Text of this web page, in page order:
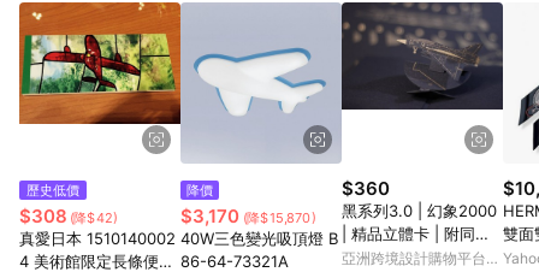
3. 訂單回饋金額將扣除運費/購物金/超贈點/福利金/紅利折抵/折
價券等虛擬貨幣折抵 4. 大宗採購或批發轉賣不具回饋資格： 如
有相關事證認定您為大宗採購、批發轉賣而非最終消費使用者，
相關認定以Yahoo購物中心之認定為準
歷史低價
$308 (降$42)
真愛日本 1510140002
4 美術館限定長條便條
降價
$3,170 (降$15,870)
40W三色變光吸頂燈 B
86-64-73321A
$360
黑系列3.0 | 幻象2000
| 精品立體卡 | 附同系
列酷卡、外包裝紙
亞洲跨境設計購物平台
雙面
色系)